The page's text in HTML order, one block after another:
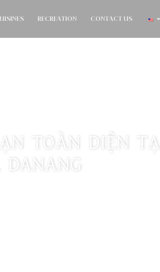
RECREATION CONTACT US
TOÀN DIỆN
DANANG